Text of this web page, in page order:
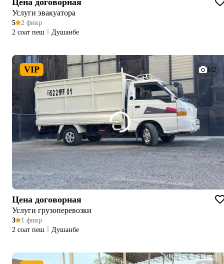
Услуги эвакуатора
5
2 фикр
2 соат пеш
Душанбе
VIP 1/2
Цена договорная
Услуги грузоперевозки
3
1 фикр
2 соат пеш
Душанбе